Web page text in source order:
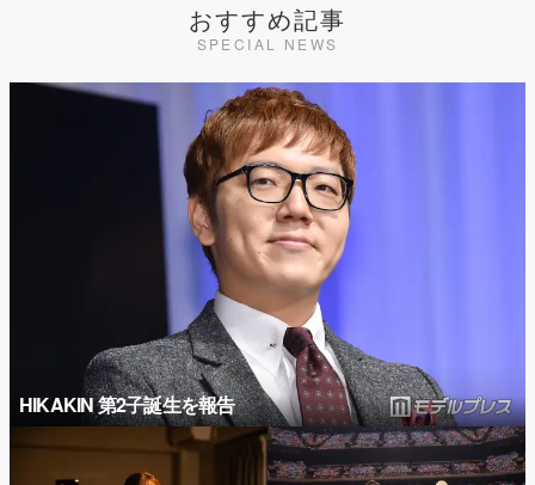
おすすめ記事
SPECIAL NEWS
HIKAKIN 第2子誕生を報告